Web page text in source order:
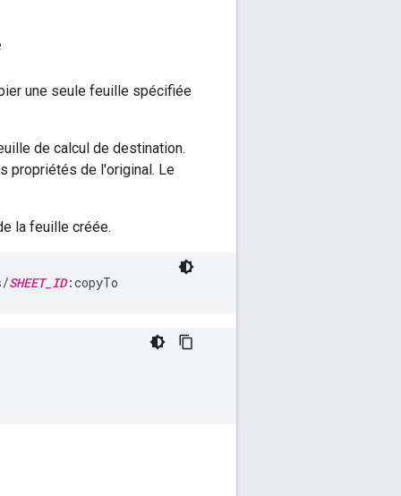
une seule feuille spécifiée
de calcul de destination.
propriétés de l'original. Le
la feuille créée.
SHEET_ID:copyTo